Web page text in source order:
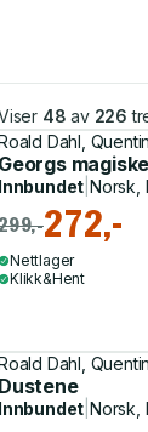
48 av 226
Dahl,
Georgs
Innbundet |Norsk,
272,-
Nettlager
Klikk&Hent
Dahl,
Dustene
Innbundet |Norsk,